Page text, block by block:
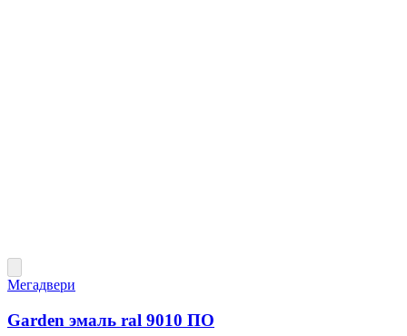
Мегадвери
Garden эмаль ral 9010 ПО